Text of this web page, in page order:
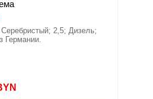
2,5; Дизель;
Германии.